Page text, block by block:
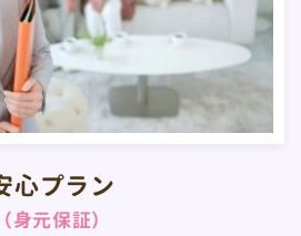
心プラン
（身元保証）